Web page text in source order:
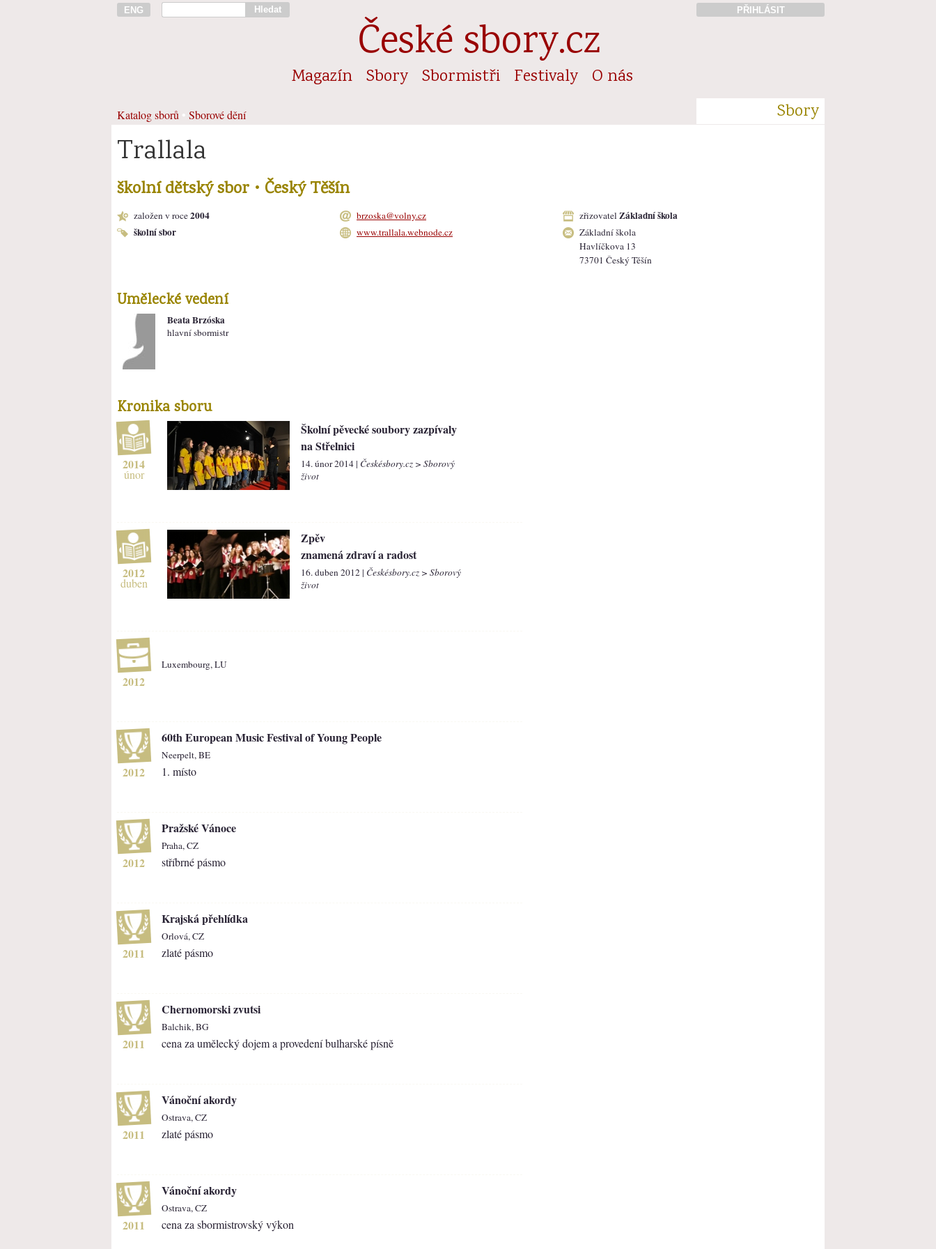
ENG Hledat PŘIHLÁSIT
České sbory.cz
Magazín Sbory Sbormistři Festivaly O nás
Katalog sborů Sborové dění Sbory
Trallala
školní dětský sbor • Český Těšín
založen v roce2004
školní sbor
brzoska@volny.cz
www.trallala.webnode.cz
zřizovatel Základní škola
Základní škola
Havlíčkova 13
73701 Český Těšín
Umělecké vedení
Beata Brzóska
hlavní sbormistr
Kronika sboru
2014
únor
Školní pěvecké soubory zazpívaly
na Střelnici
14. únor 2014 | Českésbory.cz > Sborový
život
2012
duben
Zpěv
znamená zdraví a radost
16. duben 2012 | Českésbory.cz > Sborový
život
2012
Luxembourg, LU
2012
60th European Music Festival of Young People
Neerpelt, BE
1. místo
2012
Pražské Vánoce
Praha, CZ
stříbrné pásmo
2011
Krajská přehlídka
Orlová, CZ
zlaté pásmo
2011
Chernomorski zvutsi
Balchik, BG
cena za umělecký dojem a provedení bulharské písně
2011
Vánoční akordy
Ostrava, CZ
zlaté pásmo
2011
Vánoční akordy
Ostrava, CZ
cena za sbormistrovský výkon